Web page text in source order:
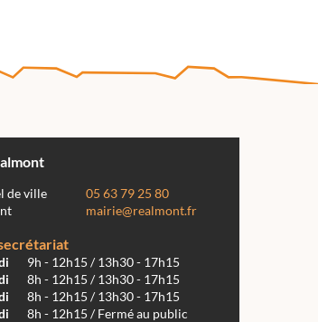
de ville
05 63 79 25 80
mairie@realmont.fr
9h - 12h15 / 13h30 - 17h15
8h - 12h15 / 13h30 - 17h15
8h - 12h15 / 13h30 - 17h15
8h - 12h15 / Fermé au public